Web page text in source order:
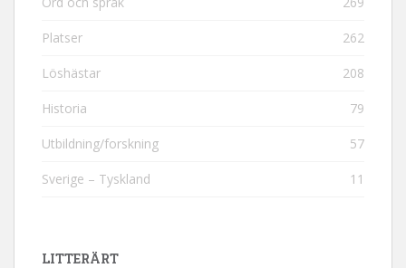
Platser 262
Löshästar 208
Historia 79
Utbildning/forskning 57
Sverige – Tyskland 11
LITTERÄRT